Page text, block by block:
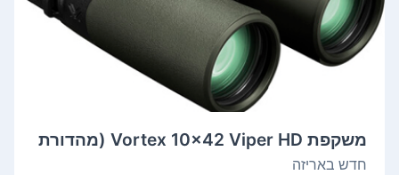
משקפת Vortex 10x42 Viper HD (מהדורת
2018...
חדש באריזה